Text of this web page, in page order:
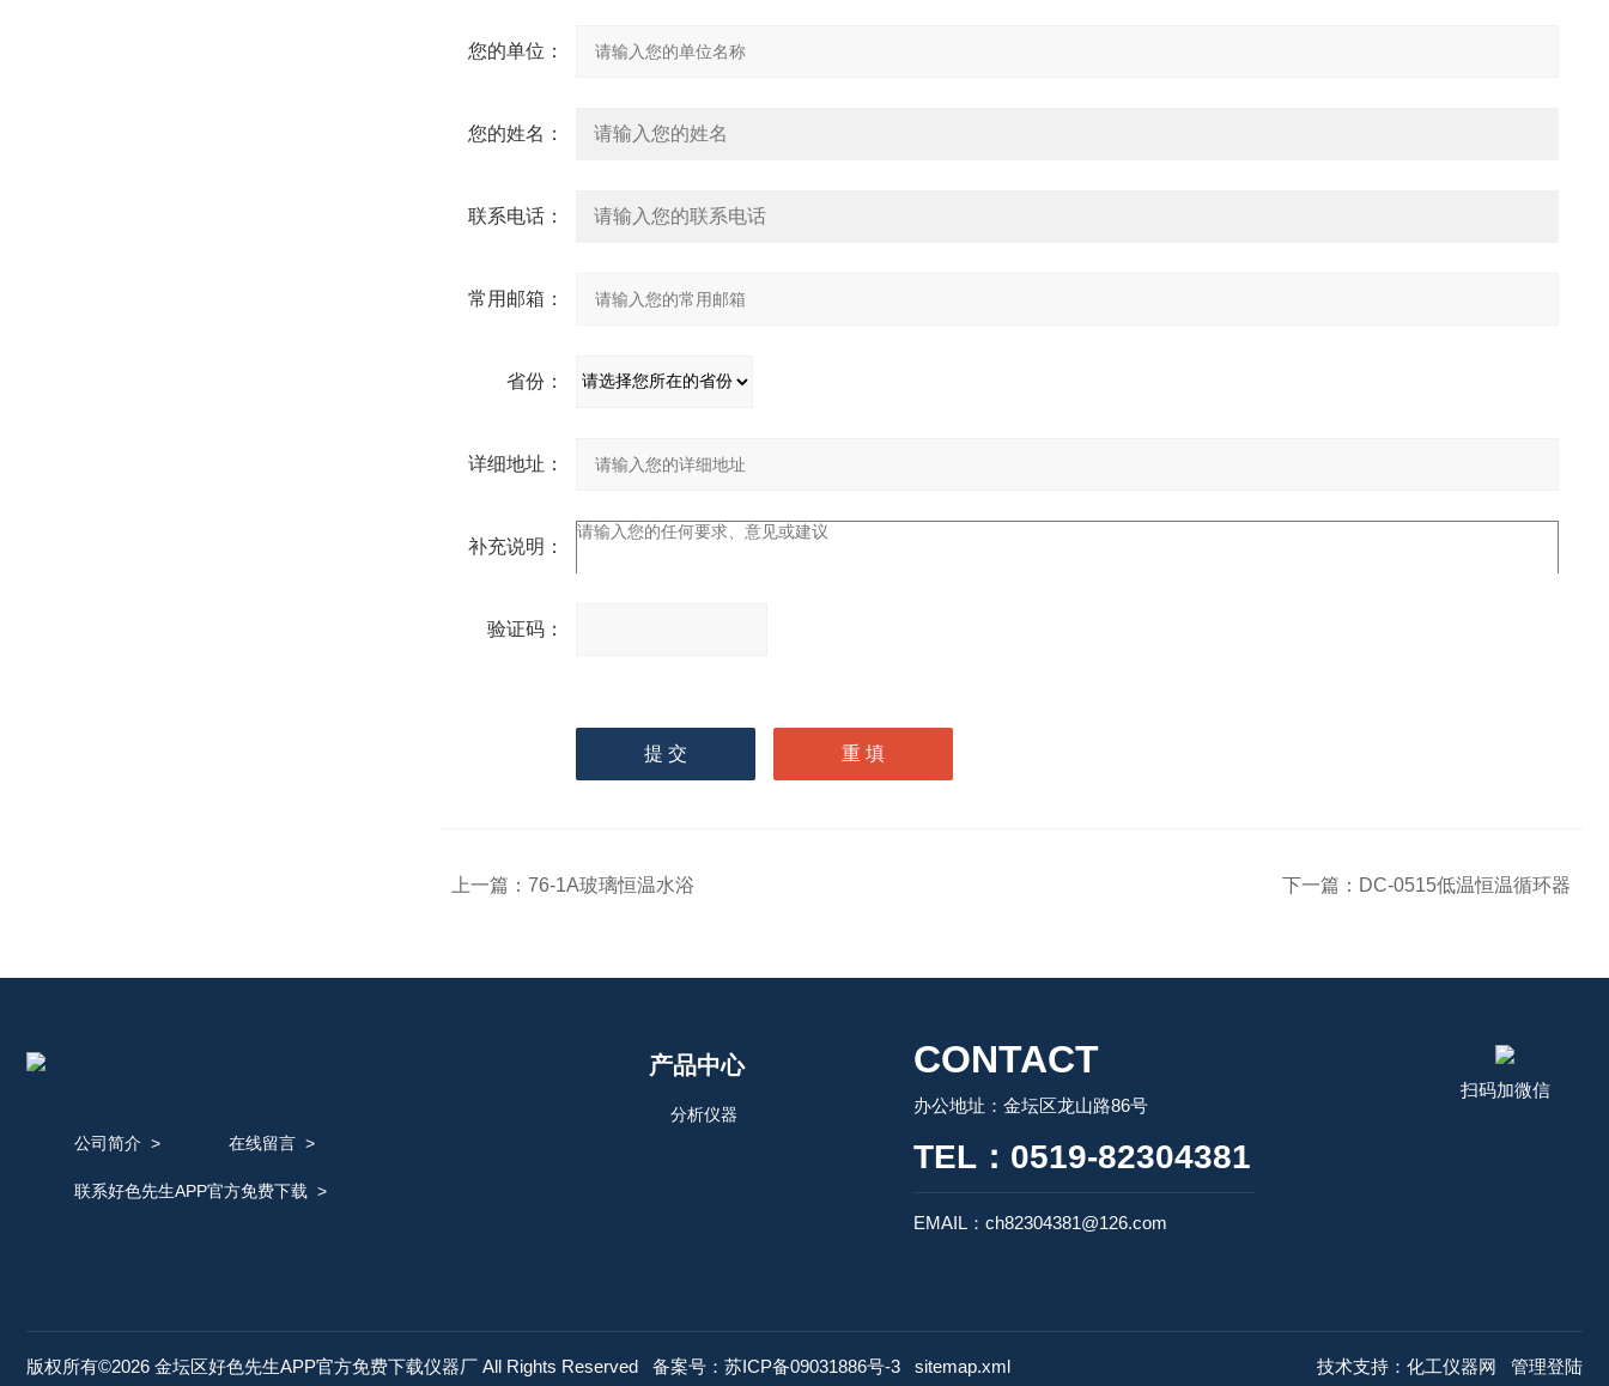
您的单位：
您的姓名：
联系电话：
常用邮箱：
省份：
详细地址：
补充说明：
验证码：
输入计算结果（填写阿拉
上一篇： 76-1A玻璃恒温水浴 下一篇： DC-0515低温恒温循环器
公司简介 > 在线留言>
联系好色先生APP官方免费下载 >
产品中心
分析仪器
CONTACT
办公地址：金坛区龙山路86号
TEL：0519-82304381
EMAIL：ch82304381@126.com
扫码加微信
版权所有©2026 金坛区好色先生APP官方免费下载仪器厂 All Rights Reserved 备案号：苏ICP备09031886号-3 sitemap.xml 技术支持： 化工仪器网 管理登陆